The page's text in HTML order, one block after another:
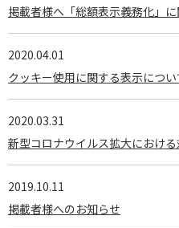
掲載者様へ「総額表示義務化」
2020.04.01
クッキー使用に関する表示につい
2020.03.31
新型コロナウイルス拡大におけ
2019.10.11
掲載者様へのお知らせ